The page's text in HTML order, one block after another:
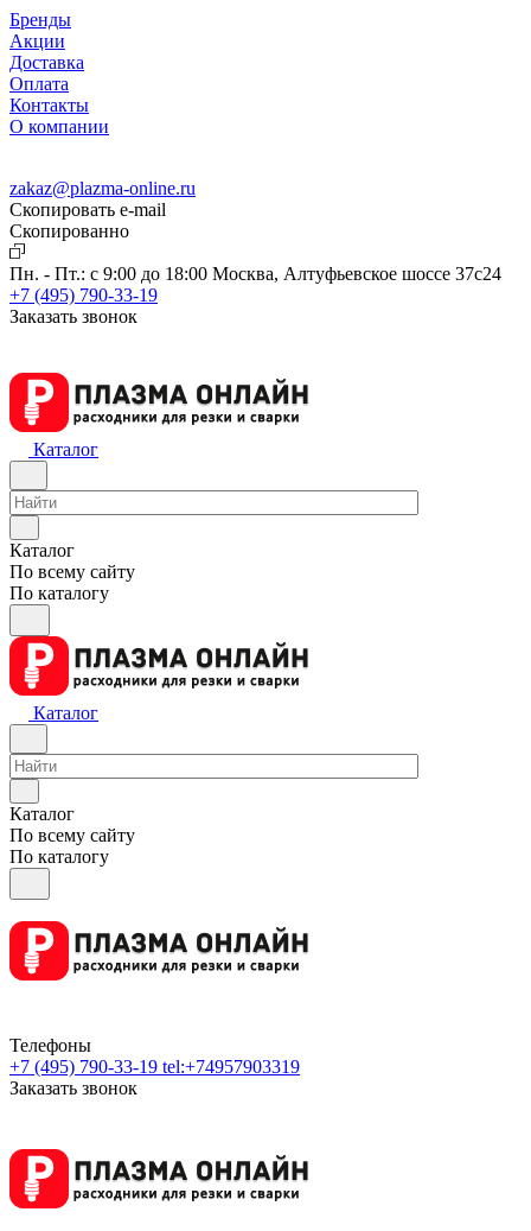
Бренды
Акции
Доставка
Оплата
Контакты
О компании
zakaz@plazma-online.ru
Скопировать e-mail
Cкопированно
Пн. - Пт.: с 9:00 до 18:00 Москва, Алтуфьевское шоссе 37с24
+7 (495) 790-33-19
Заказать звонок
Каталог
Каталог
По всему сайту
По каталогу
Каталог
Каталог
По всему сайту
По каталогу
Телефоны
+7 (495) 790-33-19 tel:+74957903319
Заказать звонок